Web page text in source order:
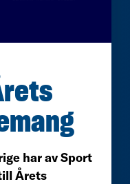
har av Sport
Årets